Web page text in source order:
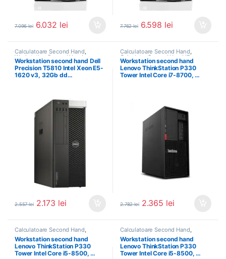
7.096lei 6.032 lei 7.762lei 6.598 lei
Calculatoare Second Hand,
Workstation Second Hand
Workstation second hand Dell
Precision T5810 Intel Xeon E5-
1620 v3, 32Gb dd…
2.557lei 2.173 lei
Calculatoare Second Hand,
Calculator Second Hand i7,
Workstation Second Hand
Workstation second hand
Lenovo ThinkStation P330
Tower Intel Core i7-8700, …
2.782lei 2.365 lei
Calculatoare Second Hand,
Calculator Second Hand i5
Workstation Second Hand
Workstation second hand
Lenovo ThinkStation P330
Tower Intel Core i5-8500, …
Calculatoare Second Hand,
Calculator Second Hand i5
Workstation Second Hand
Workstation second hand
Lenovo ThinkStation P330
Tower Intel Core i5-8500, …